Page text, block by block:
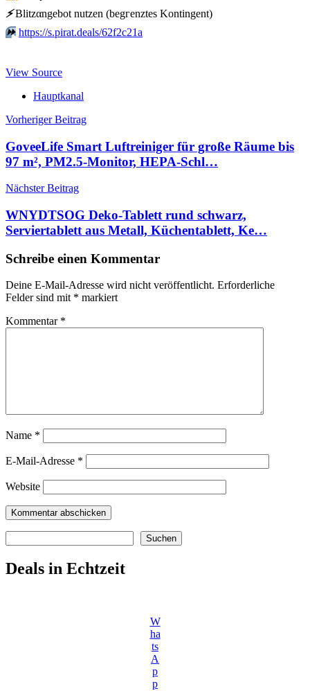
⚡️Blitzαngеbοt nutzеn (bеgгеnztеs Kοntingеnt)
⏩️ https://s.pirat.deals/62f2c21a
View Source
Hauptkanal
Beitragsnavigation
Vorheriger Beitrag
GoveeLife Smart Luftreiniger für große Räume bis
97 m², PM2.5-Monitor, HEPA-Schl…
Nächster Beitrag
WNYDTSOG Deko-Tablett rund schwarz,
Serviertablett aus Metall, Küchentablett, Ke…
Schreibe einen Kommentar
Deine E-Mail-Adresse wird nicht veröffentlicht. Erforderliche
Felder sind mit * markiert
Kommentar *
Name *
E-Mail-Adresse *
Website
Suchen
Deals in Echtzeit
W
ha
ts
A
p
p